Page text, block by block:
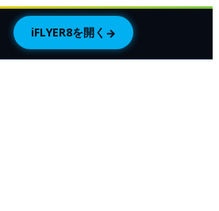
iFLYER8を開く →